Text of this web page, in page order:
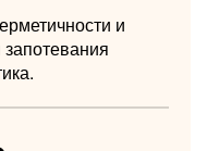
и